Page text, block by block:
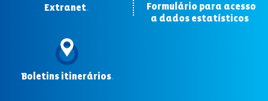
Extranet.
Formulário para acesso
a dados estatísticos
Boletins itinerários.